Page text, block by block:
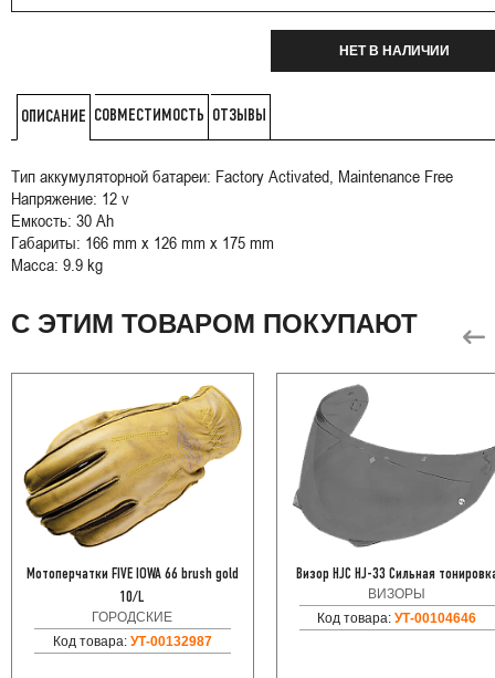
НЕТ В НАЛИЧИИ
ОПИСАНИЕ СОВМЕСТИМОСТЬ ОТЗЫВЫ
Тип аккумуляторной батареи: Factory Activated, Maintenance Free
Напряжение: 12 v
Емкость: 30 Ah
Габариты: 166 mm x 126 mm x 175 mm
Масса: 9.9 kg
С ЭТИМ ТОВАРОМ ПОКУПАЮТ
Мотоперчатки FIVE IOWA 66 brush gold
10/L
ГОРОДСКИЕ
Код товара: УТ-00132987
Визор HJC HJ-33 Сильная
ВИЗОРЫ
Код товара:УТ-00104646